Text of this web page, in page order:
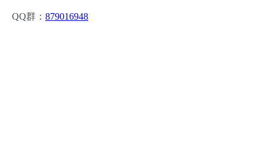
QQ群： 879016948